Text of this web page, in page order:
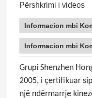
Përshkrimi i videos
Informacion mbi
Informacion mbi
Grupi Shenzhen
2005, i çertifikuar
një ndërmarrje